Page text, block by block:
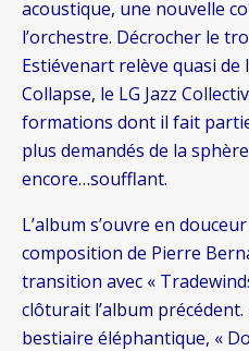
acoustique, une nouvelle
l’orchestre. Décrocher le
Estiévenart relève quasi de
Collapse, le LG Jazz
formations dont il fait
plus demandés de la
encore…soufflant.
L’album s’ouvre en
composition de Pierre
transition avec «
clôturait l’album
bestiaire éléphantique, «